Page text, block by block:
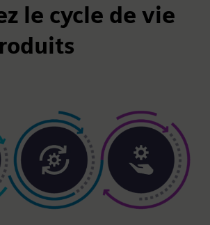
le cycle de vie